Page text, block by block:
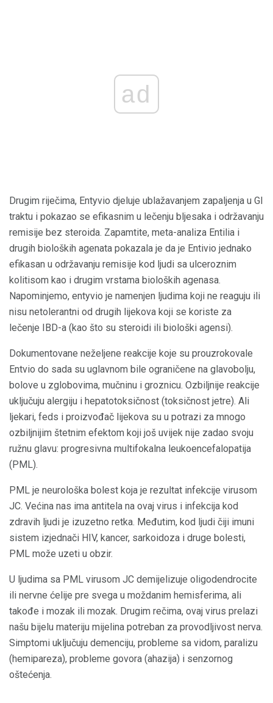
ad
Drugim riječima, Entyvio djeluje ublažavanjem zapaljenja u GI
traktu i pokazao se efikasnim u lečenju bljesaka i održavanju
remisije bez steroida. Zapamtite, meta-analiza Entilia i
drugih bioloških agenata pokazala je da je Entivio jednako
efikasan u održavanju remisije kod ljudi sa ulceroznim
kolitisom kao i drugim vrstama bioloških agenasa.
Napominjemo, entyvio je namenjen ljudima koji ne reaguju ili
nisu netolerantni od drugih lijekova koji se koriste za
lečenje IBD-a (kao što su steroidi ili biološki agensi).
Dokumentovane neželjene reakcije koje su prouzrokovale
Entvio do sada su uglavnom bile ograničene na glavobolju,
bolove u zglobovima, mučninu i groznicu. Ozbiljnije reakcije
uključuju alergiju i hepatotoksičnost (toksičnost jetre). Ali
ljekari, feds i proizvođač lijekova su u potrazi za mnogo
ozbiljnijim štetnim efektom koji još uvijek nije zadao svoju
ružnu glavu: progresivna multifokalna leukoencefalopatija
(PML).
PML je neurološka bolest koja je rezultat infekcije virusom
JC. Većina nas ima antitela na ovaj virus i infekcija kod
zdravih ljudi je izuzetno retka. Međutim, kod ljudi čiji imuni
sistem izjednači HIV, kancer, sarkoidoza i druge bolesti,
PML može uzeti u obzir.
U ljudima sa PML virusom JC demijelizuje oligodendrocite
ili nervne ćelije pre svega u moždanim hemisferima, ali
takođe i mozak ili mozak. Drugim rečima, ovaj virus prelazi
našu bijelu materiju mijelina potreban za provodljivost nerva.
Simptomi uključuju demenciju, probleme sa vidom, paralizu
(hemipareza), probleme govora (ahazija) i senzornog
oštećenja.